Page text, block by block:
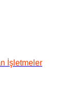
İşletmeler